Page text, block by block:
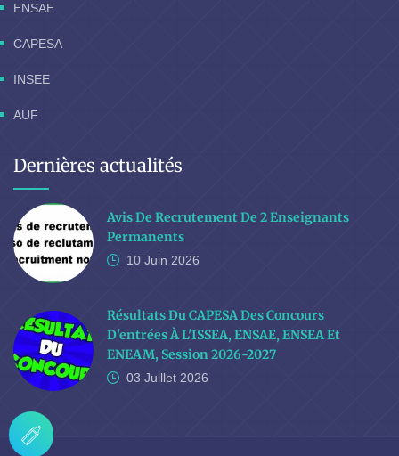
ENSAE
CAPESA
INSEE
AUF
Dernières actualités
Avis De Recrutement De 2 Enseignants
Permanents
10 Juin 2026
Résultats Du CAPESA Des Concours
D'entrées À L'ISSEA, ENSAE, ENSEA Et
ENEAM, Session 2026-2027
03 Juillet 2026